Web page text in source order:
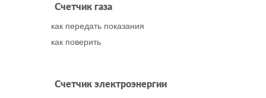
Счетчик газа
как передать показания
как поверить
Счетчик электроэнергии